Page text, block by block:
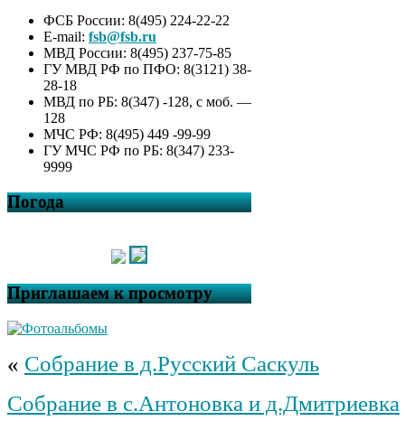
ФСБ России: 8(495) 224-22-22
E-mail: fsb@fsb.ru
МВД России: 8(495) 237-75-85
ГУ МВД РФ по ПФО: 8(3121) 38-
28-18
МВД по РБ: 8(347) -128, с моб. —
128
МЧС РФ: 8(495) 449 -99-99
ГУ МЧС РФ по РБ: 8(347) 233-
9999
Погода
Приглашаем к просмотру
« Собрание в д.Русский Саскуль
Собрание в с.Антоновка и д.Дмитриевка